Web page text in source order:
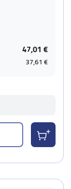
47,01 €
37,61 €